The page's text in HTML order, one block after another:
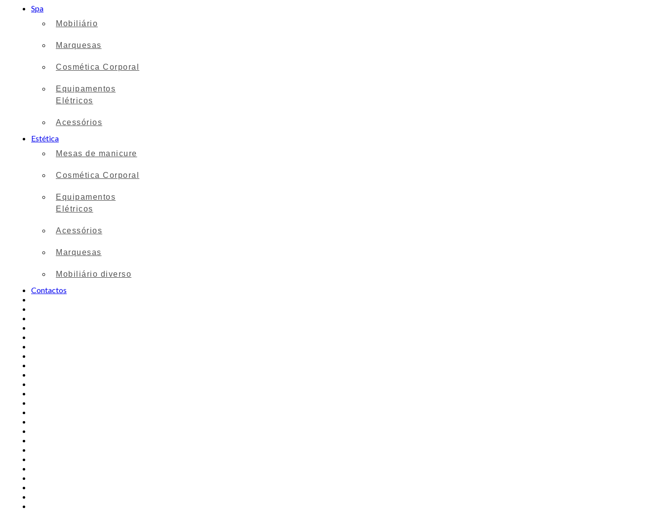
Spa
Mobiliário
Marquesas
Cosmética Corporal
Equipamentos
Elétricos
Acessórios
Estética
Mesas de manicure
Cosmética Corporal
Equipamentos
Elétricos
Acessórios
Marquesas
Mobiliário diverso
Contactos